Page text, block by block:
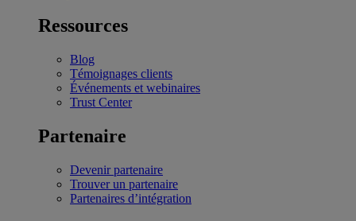
Ressources
Blog
Témoignages clients
Événements et webinaires
Trust Center
Partenaire
Devenir partenaire
Trouver un partenaire
Partenaires d’intégration